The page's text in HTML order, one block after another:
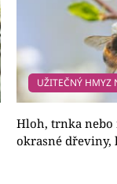
UŽITEČNÝ HMYZ
Hloh, trnka nebo
okrasné dřeviny,